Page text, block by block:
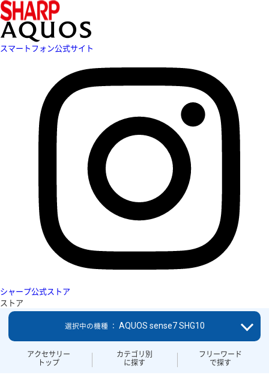
スマートフォン公式サイト
シャープ公式ストア
ストア
アクセサリー
トップ
カテゴリ別
に探す
フリーワード
で探す
選択中の機種 ： AQUOS sense7 SHG10